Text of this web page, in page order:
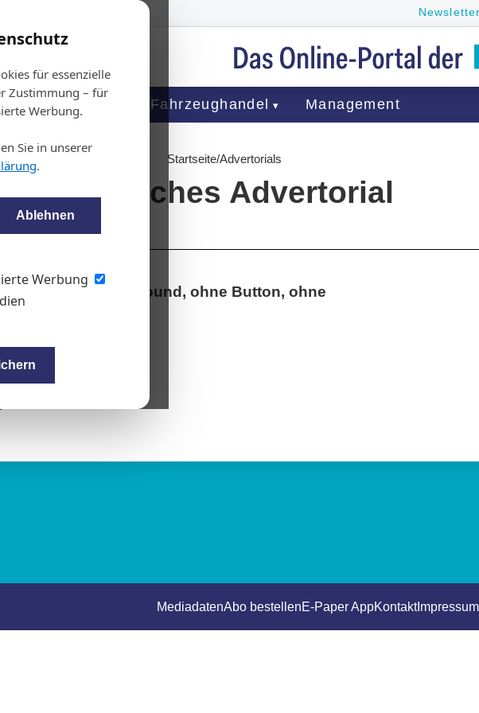
für essenzielle
Zustimmung – für
Werbung.
Sie in unserer
.
Ablehnen
Werbung
Newsletter
Werkstatt Fahrzeughandel Management
Startseite/Advertorials
Heimliches Advertorial
05:16 Uhr
ohne Background, ohne Button, ohne
MediadatenAbo bestellenE-Paper AppKontaktImpressum